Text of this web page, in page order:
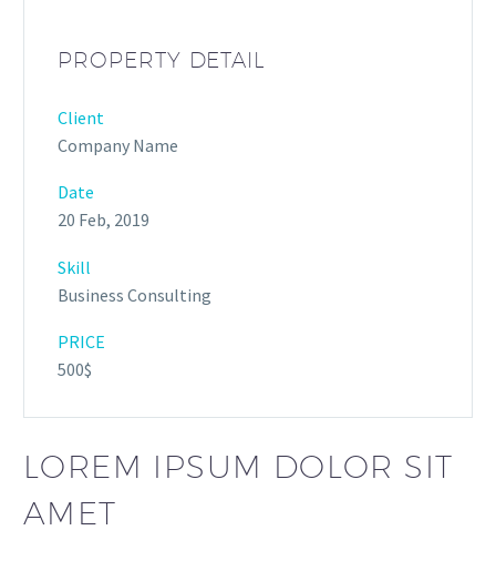
PROPERTY DETAIL
Client
Company Name
Date
20 Feb, 2019
Skill
Business Consulting
PRICE
500$
LOREM IPSUM DOLOR SIT
AMET